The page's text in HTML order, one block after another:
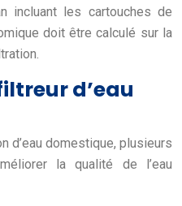
incluant les cartouches de
doit être calculé sur la
d’eau
d’eau domestique, plusieurs
la qualité de l’eau